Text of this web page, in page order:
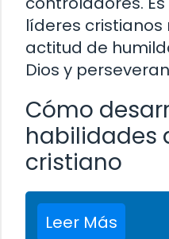
líderes
actitud de
Dios y
Cómo
habilidades
cristiano
Leer Más